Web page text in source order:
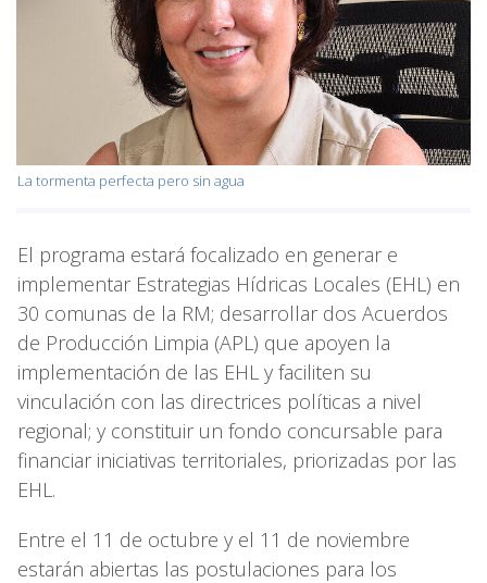
La tormenta perfecta pero sin agua
El programa estará focalizado en generar e
implementar Estrategias Hídricas Locales (EHL) en
30 comunas de la RM; desarrollar dos Acuerdos
de Producción Limpia (APL) que apoyen la
implementación de las EHL y faciliten su
vinculación con las directrices políticas a nivel
regional; y constituir un fondo concursable para
financiar iniciativas territoriales, priorizadas por las
EHL.
Entre el 11 de octubre y el 11 de noviembre
estarán abiertas las postulaciones para los